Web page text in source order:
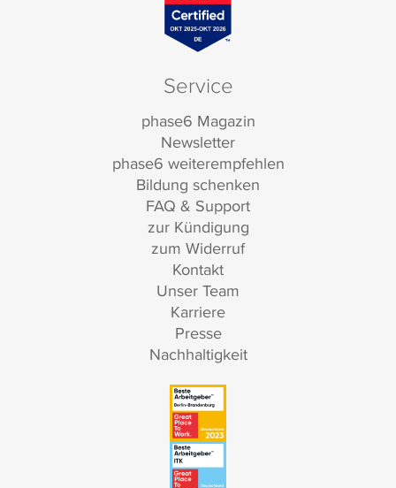
Service
phase6 Magazin
Newsletter
phase6 weiterempfehlen
Bildung schenken
FAQ & Support
zur Kündigung
zum Widerruf
Kontakt
Unser Team
Karriere
Presse
Nachhaltigkeit